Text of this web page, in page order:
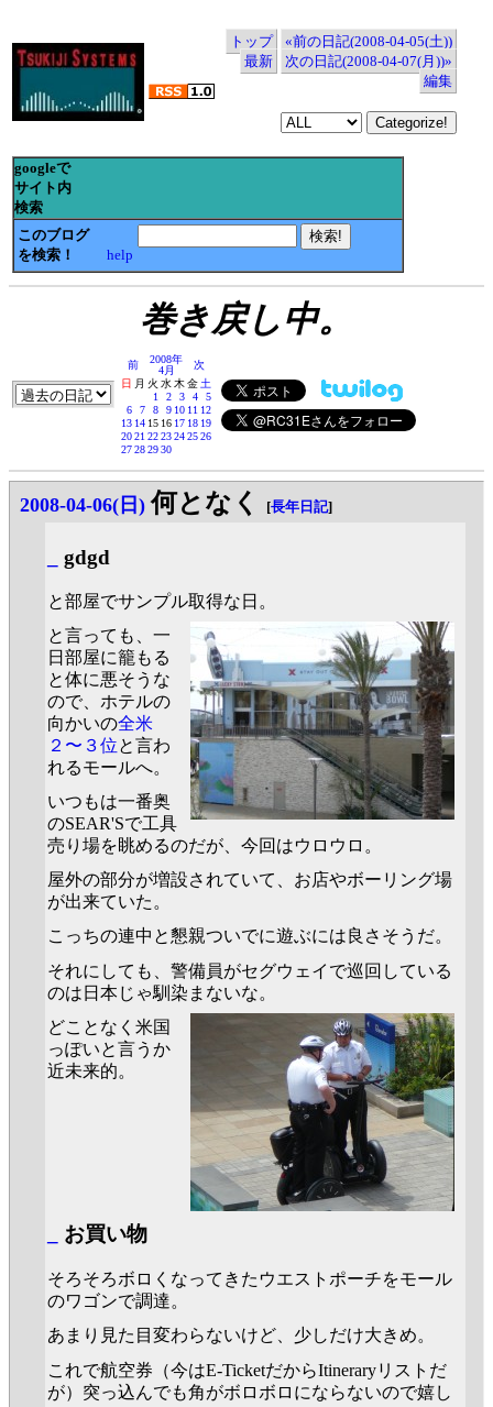
トップ
«前の日記(2008-04-05(土))
最新
次の日記(2008-04-07(月))»
編集
googleで
サイト内
検索
このブログ
を検索！
help
巻き戻し中。
前
2008年
4月
次
日 月 火 水木金土
1
2 3 4
5
6
7 8 9 10 11 12
13 14 15 16 17 18 19
20212223242526
27282930
2008-04-06(日) 何となく [長年日記]
gdgd
と部屋でサンプル取得な日。
と言っても、一
日部屋に籠もる
と体に悪そうな
ので、ホテルの
向かいの全米
２〜３位と言わ
れるモールへ。
いつもは一番奥
のSEAR'Sで工具
売り場を眺めるのだが、今回はウロウロ。
屋外の部分が増設されていて、お店やボーリング場
が出来ていた。
こっちの連中と懇親ついでに遊ぶには良さそうだ。
それにしても、警備員がセグウェイで巡回している
のは日本じゃ馴染まないな。
どことなく米国
っぽいと言うか
近未来的。
お買い物
そろそろボロくなってきたウエストポーチをモール
のワゴンで調達。
あまり見た目変わらないけど、少しだけ大きめ。
これで航空券（今はE-TicketだからItineraryリストだ
が）突っ込んでも角がボロボロにならないので嬉し